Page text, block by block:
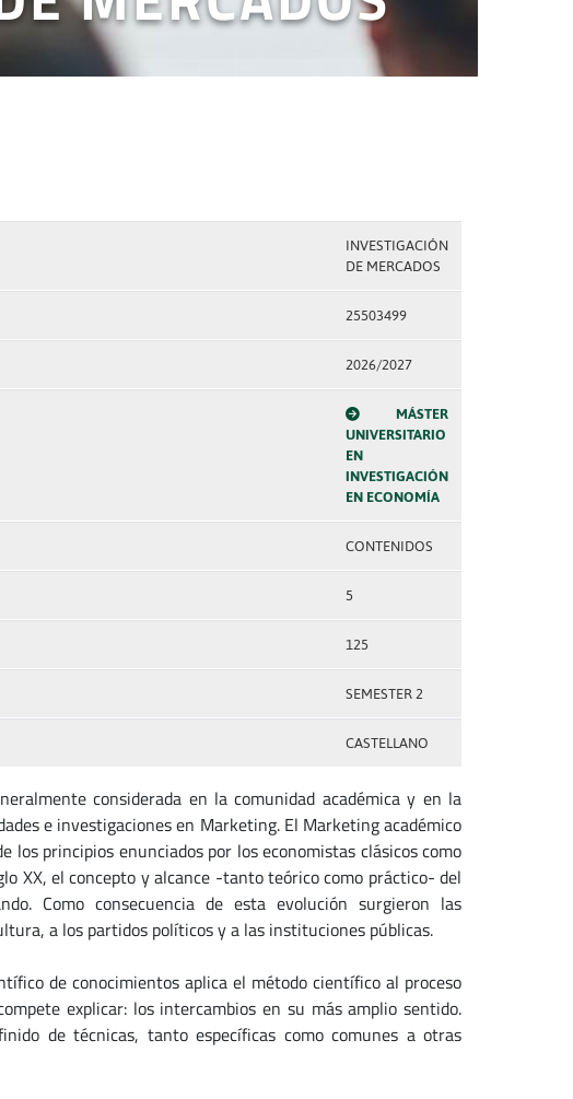
INVESTIGACIÓN
DE MERCADOS
25503499
2026/2027
MÁSTER
UNIVERSITARIO
EN
INVESTIGACIÓN
EN ECONOMÍA
CONTENIDOS
5
125
SEMESTER 2
CASTELLANO
considerada en la comunidad académica y en la
e investigaciones en Marketing. El Marketing académico
principios enunciados por los economistas clásicos como
XX, el concepto y alcance -tanto teórico como práctico- del
Como consecuencia de esta evolución surgieron las
a los partidos políticos y a las instituciones públicas.
de conocimientos aplica el método científico al proceso
explicar: los intercambios en su más amplio sentido.
de técnicas, tanto específicas como comunes a otras